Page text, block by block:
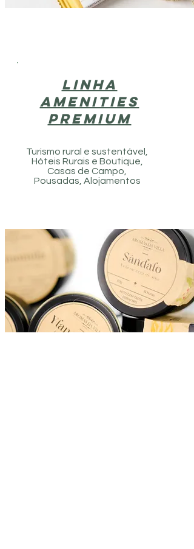
LINHA
AMENITIES
PREMIUM
Turismo rural e sustentável,
Hóteis Rurais e Boutique,
Casas de Campo,
Pousadas, Alojamentos